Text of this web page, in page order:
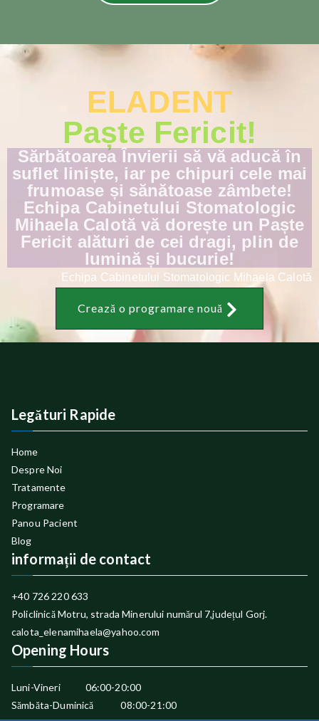
ELADENT
Paște Fericit!
Sărbătoarea Învierii să vă aducă în
suflet liniște, iar pe chipuri cele mai
frumoase și sănătoase zâmbete!
Echipa Cabinetului Stomatologic
Mihaela Calotă vă dorește un Paște
Fericit alături de cei dragi, plin de
lumină și bucurie!
Echipa Cabinetului Stomatologic Mihaela Calotă
Crează o programare nouă
Legături Rapide
Home
Despre Noi
Tratamente
Programare
Panou Pacient
Blog
informații de contact
+40 726 220 633
Policlinică Motru, strada Minerului numărul 7,județul Gorj.
calota_elenamihaela@yahoo.com
Opening Hours
Luni-Vineri 06:00-20:00
Sămbăta-Duminică 08:00-21:00